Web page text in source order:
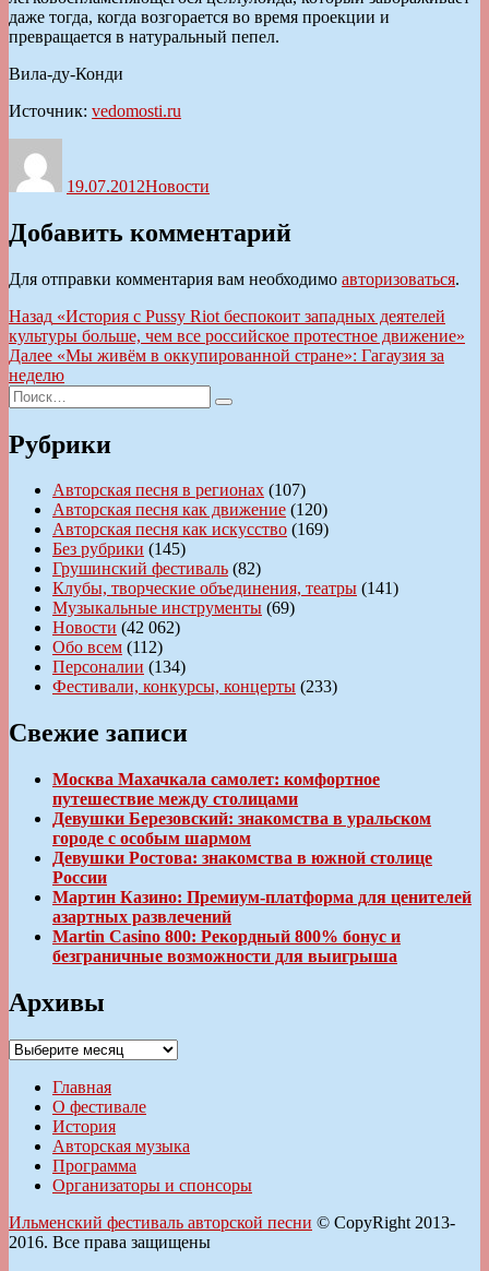
даже тогда, когда возгорается во время проекции и
превращается в натуральный пепел.
Вила-ду-Конди
Источник: vedomosti.ru
19.07.2012Новости
Добавить комментарий
Для отправки комментария вам необходимо авторизоваться.
Навигация
по
записям
Назад Предыдущая
запись:
«История с Pussy Riot беспокоит западных деятелей
культуры больше, чем все российское протестное движение»
Далее Следующая
запись:
«Мы живём в оккупированной стране»: Гагаузия за
неделю
Искать:
Поиск
Рубрики
Авторская песня в регионах (107)
Авторская песня как движение (120)
Авторская песня как искусство (169)
Без рубрики (145)
Грушинский фестиваль (82)
Клубы, творческие объединения, театры (141)
Музыкальные инструменты (69)
Новости (42 062)
Обо всем (112)
Персоналии (134)
Фестивали, конкурсы, концерты (233)
Свежие записи
Москва Махачкала самолет: комфортное
путешествие между столицами
Девушки Березовский: знакомства в уральском
городе с особым шармом
Девушки Ростова: знакомства в южной столице
России
Мартин Казино: Премиум-платформа для ценителей
азартных развлечений
Martin Casino 800: Рекордный 800% бонус и
безграничные возможности для выигрыша
Архивы
Архивы
Главная
О фестивале
История
Авторская музыка
Программа
Организаторы и спонсоры
Ильменский фестиваль авторской песни © CopyRight 2013-
2016. Все права защищены